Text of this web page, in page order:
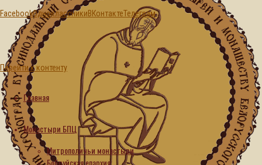
FacebookОдноклассникиВКонтактеТелеграм
Перейти к контенту
Главная
Монастыри БПЦ
Митрополичьи монастыри
Бобруйская епархия
К
столетию
Германской
епархии